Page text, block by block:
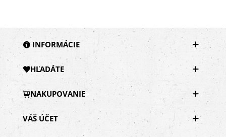
INFORMÁCIE
HĽADÁTE
NAKUPOVANIE
VÁŠ ÚČET